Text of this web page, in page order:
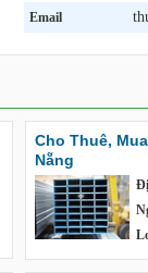
Email
Cho Thuê,
Nẵng